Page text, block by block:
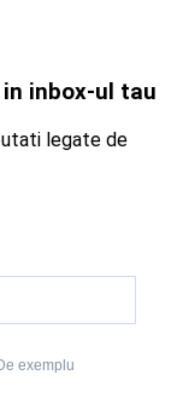
inbox-ul tau
legate de
exemplu